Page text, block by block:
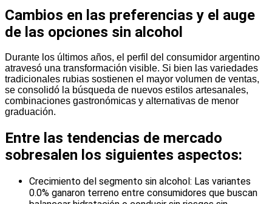
Cambios en las preferencias y el auge
de las opciones sin alcohol
Durante los últimos años, el perfil del consumidor argentino
atravesó una transformación visible. Si bien las variedades
tradicionales rubias sostienen el mayor volumen de ventas,
se consolidó la búsqueda de nuevos estilos artesanales,
combinaciones gastronómicas y alternativas de menor
graduación.
Entre las tendencias de mercado
sobresalen los siguientes aspectos:
Crecimiento del segmento sin alcohol: Las variantes
0.0% ganaron terreno entre consumidores que buscan